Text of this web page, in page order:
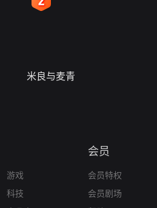
米良与麦青
游戏
科技
会员
会员特权
会员剧场